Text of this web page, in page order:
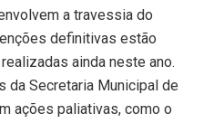
a travessia do
definitivas estão
ainda neste ano.
da Secretaria Municipal de
ações paliativas, como o